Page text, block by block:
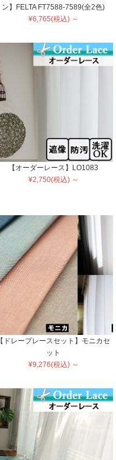
ン】FELTA FT7588-7589(全2色)
¥6,765(税込) ～
【オーダーレース】LO1083
¥2,750(税込) ～
【ドレープレースセット】モニカセ
ット
¥9,276(税込) ～